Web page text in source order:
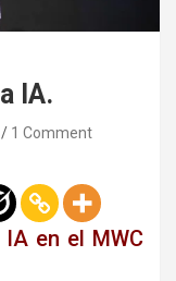
IA.
1 Comment
en el MWC